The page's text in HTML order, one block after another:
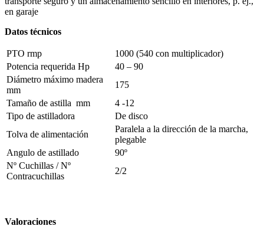
en garaje
Datos técnicos
PTO rmp
1000 (540 con multiplicador)
Potencia requerida Hp
40 – 90
Diámetro máximo madera
mm
175
Tamaño de astilla mm
4 -12
Tipo de astilladora
De disco
Tolva de alimentación
Paralela a la dirección de la marcha,
plegable
Angulo de astillado
90º
Nº Cuchillas / Nº
Contracuchillas
2/2
Valoraciones